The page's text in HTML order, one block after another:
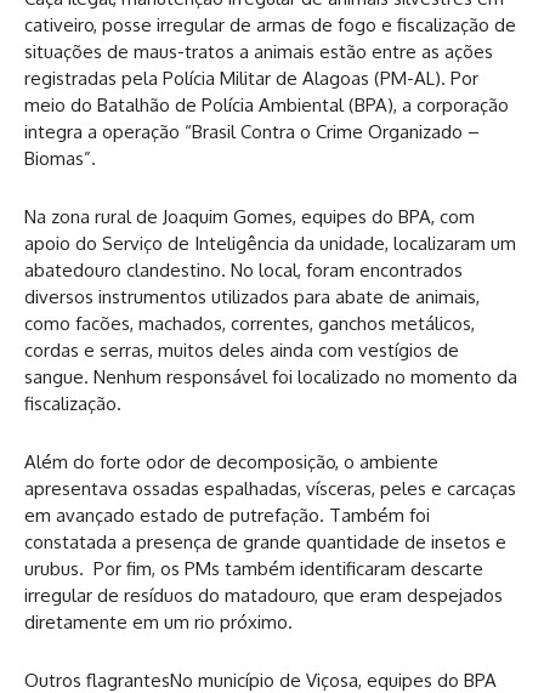
cativeiro, posse irregular de armas de fogo e fiscalização de
situações de maus-tratos a animais estão entre as ações
registradas pela Polícia Militar de Alagoas (PM-AL). Por
meio do Batalhão de Polícia Ambiental (BPA), a corporação
integra a operação “Brasil Contra o Crime Organizado –
Biomas”.
Na zona rural de Joaquim Gomes, equipes do BPA, com
apoio do Serviço de Inteligência da unidade, localizaram um
abatedouro clandestino. No local, foram encontrados
diversos instrumentos utilizados para abate de animais,
como facões, machados, correntes, ganchos metálicos,
cordas e serras, muitos deles ainda com vestígios de
sangue. Nenhum responsável foi localizado no momento da
fiscalização.
Além do forte odor de decomposição, o ambiente
apresentava ossadas espalhadas, vísceras, peles e carcaças
em avançado estado de putrefação. Também foi
constatada a presença de grande quantidade de insetos e
urubus. Por fim, os PMs também identificaram descarte
irregular de resíduos do matadouro, que eram despejados
diretamente em um rio próximo.
Outros flagrantesNo município de Viçosa, equipes do BPA